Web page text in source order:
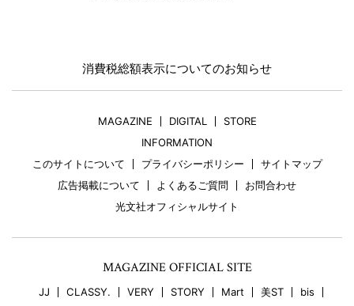
消費税総額表示についてのお知らせ
MAGAZINE DIGITAL
STORE
INFORMATION
このサイトについて
プライバシーポリシー
サイトマップ
広告掲載について
よくあるご質問
お問合わせ
光文社オフィシャルサイト
MAGAZINE OFFICIAL SITE
JJ CLASSY. VERY STORY Mart 美ST
bis